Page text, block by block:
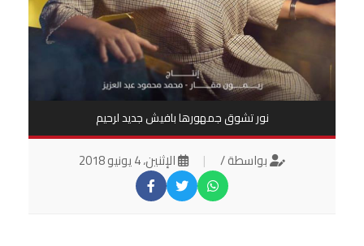
نور تشوق جمهورها بافيش جديد لرحيم
بواسطة / | الإثنين، 4 يونيو 2018